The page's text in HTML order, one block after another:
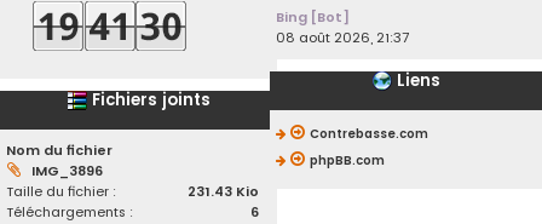
Fichiers joints
Nom du fichier
IMG_3896
Taille du fichier :
231.43 Kio
Téléchargements :
6
Bing [Bot]
08 août 2026, 21:37
Liens
Contrebasse.com
phpBB.com